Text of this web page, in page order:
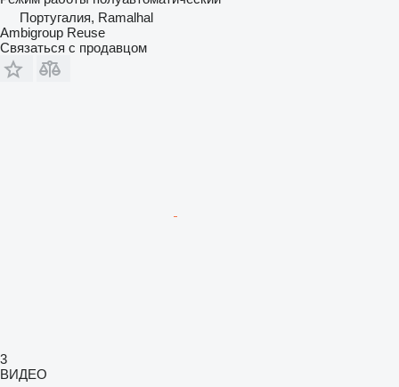
Португалия, Ramalhal
Ambigroup Reuse
Связаться с продавцом
3
ВИДЕО